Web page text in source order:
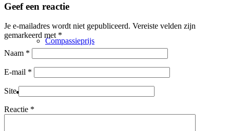
Compassieprijs
Geef een reactie
Je e-mailadres wordt niet gepubliceerd. Vereiste velden zijn
gemarkeerd met *
Naam *
E-mail *
Site
Reactie *